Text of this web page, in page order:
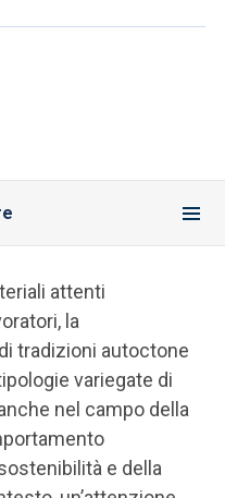
attenti
la
tradizioni autoctone
variegate di
nel campo della
e della